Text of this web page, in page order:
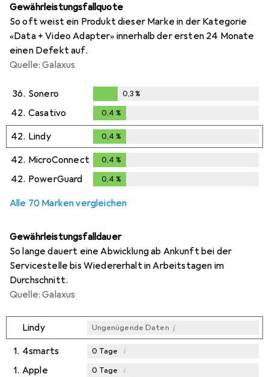
Gewährleistungsfallquote
So oft weist ein Produkt dieser Marke in der Kategorie
«Data + Video Adapter» innerhalb der ersten 24 Monate
einen Defekt auf.
Quelle: Galaxus
36. Sonero
0,3%
0,3%
42. Casativo 0,4 %
42. Lindy 0,4 %
42. MicroConnect 0,4 %
42. PowerGuard 0,4 %
Alle 70 Marken vergleichen
Gewährleistungsfalldauer
So lange dauert eine Abwicklung ab Ankunft bei der
Servicestelle bis Wiedererhalt in Arbeitstagen im
Durchschnitt.
Quelle: Galaxus
Lindy Ungenügende Daten i
1. 4smarts 0 Tage i
1. Apple 0 Tage i